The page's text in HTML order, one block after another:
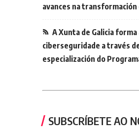
avances na transformación
A Xunta de Galicia
ciberseguridade a través
especialización do
SUBSCRÍBETE AO